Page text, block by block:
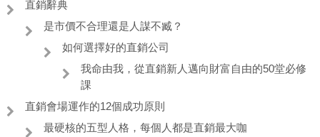
直銷辭典
是市價不合理還是人謀不臧？
如何選擇好的直銷公司
我命由我，從直銷新人邁向財富自由的50堂必修
課
直銷會場運作的12個成功原則
最硬核的五型人格，每個人都是直銷最大咖